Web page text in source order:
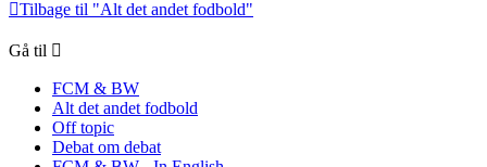
Tilbage til "Alt det andet fodbold"
Gå til
FCM & BW
Alt det andet fodbold
Off topic
Debat om debat